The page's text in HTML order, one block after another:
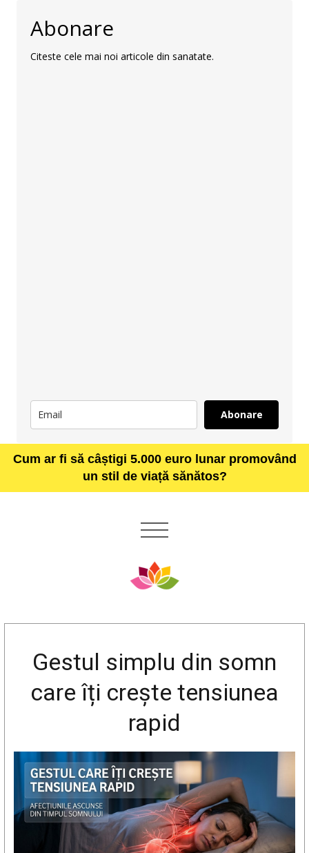
Abonare
Citeste cele mai noi articole din sanatate.
Abonare
Cum ar fi să câștigi 5.000 euro lunar promovând
un stil de viață sănătos?
Gestul simplu din somn
care îți crește tensiunea
rapid